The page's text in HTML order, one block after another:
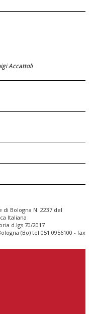
Accattoli
Bologna N. 2237 del
Italiana
d.lgs 70/2017
(Bo) tel 051 0956100 - fax